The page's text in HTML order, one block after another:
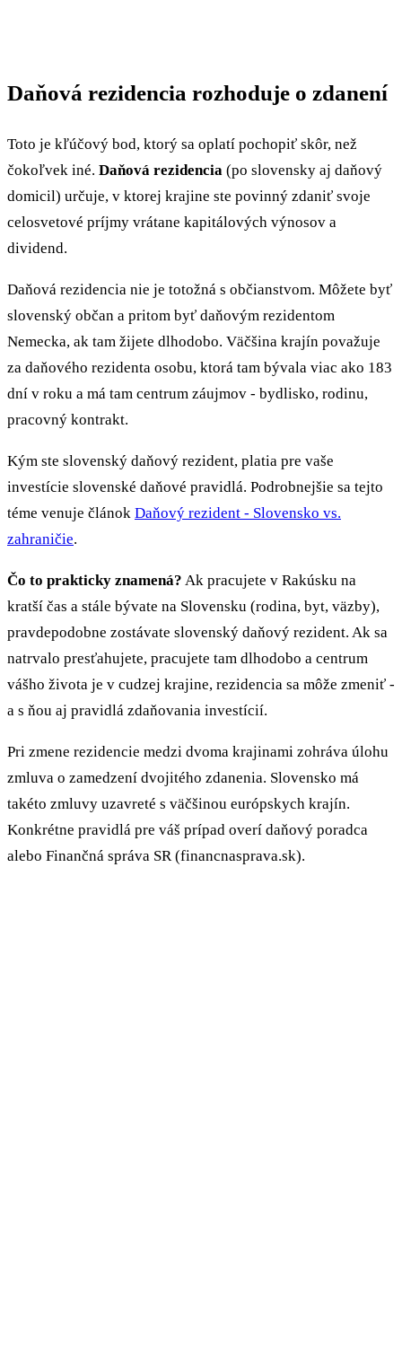
Daňová rezidencia rozhoduje o zdanení
Toto je kľúčový bod, ktorý sa oplatí pochopiť skôr, než
čokoľvek iné. Daňová rezidencia (po slovensky aj daňový
domicil) určuje, v ktorej krajine ste povinný zdaniť svoje
celosvetové príjmy vrátane kapitálových výnosov a
dividend.
Daňová rezidencia nie je totožná s občianstvom. Môžete byť
slovenský občan a pritom byť daňovým rezidentom
Nemecka, ak tam žijete dlhodobo. Väčšina krajín považuje
za daňového rezidenta osobu, ktorá tam bývala viac ako 183
dní v roku a má tam centrum záujmov - bydlisko, rodinu,
pracovný kontrakt.
Kým ste slovenský daňový rezident, platia pre vaše
investície slovenské daňové pravidlá. Podrobnejšie sa tejto
téme venuje článok Daňový rezident - Slovensko vs.
zahraničie.
Čo to prakticky znamená? Ak pracujete v Rakúsku na
kratší čas a stále bývate na Slovensku (rodina, byt, väzby),
pravdepodobne zostávate slovenský daňový rezident. Ak sa
natrvalo presťahujete, pracujete tam dlhodobo a centrum
vášho života je v cudzej krajine, rezidencia sa môže zmeniť -
a s ňou aj pravidlá zdaňovania investícií.
Pri zmene rezidencie medzi dvoma krajinami zohráva úlohu
zmluva o zamedzení dvojitého zdanenia. Slovensko má
takéto zmluvy uzavreté s väčšinou európskych krajín.
Konkrétne pravidlá pre váš prípad overí daňový poradca
alebo Finančná správa SR (financnasprava.sk).